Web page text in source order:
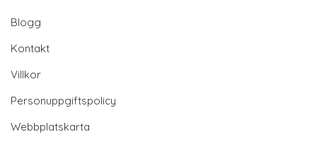
Blogg
Kontakt
Villkor
Personuppgiftspolicy
Webbplatskarta